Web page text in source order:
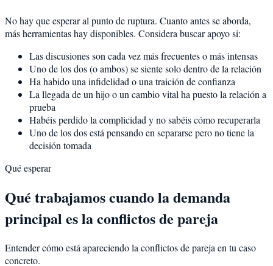
No hay que esperar al punto de ruptura. Cuanto antes se aborda,
más herramientas hay disponibles. Considera buscar apoyo si:
Las discusiones son cada vez más frecuentes o más intensas
Uno de los dos (o ambos) se siente solo dentro de la relación
Ha habido una infidelidad o una traición de confianza
La llegada de un hijo o un cambio vital ha puesto la relación a
prueba
Habéis perdido la complicidad y no sabéis cómo recuperarla
Uno de los dos está pensando en separarse pero no tiene la
decisión tomada
Qué esperar
Qué trabajamos cuando la demanda
principal es la conflictos de pareja
Entender cómo está apareciendo la conflictos de pareja en tu caso
concreto.